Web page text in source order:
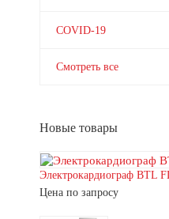
COVID-19
Смотреть все
Новые товары
Электрокардиограф BTL
Цена по запросу